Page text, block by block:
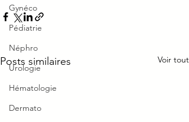
Gynéco
Pédiatrie
Néphro
Urologie
Hématologie
Dermato
Posts similaires Voir tout